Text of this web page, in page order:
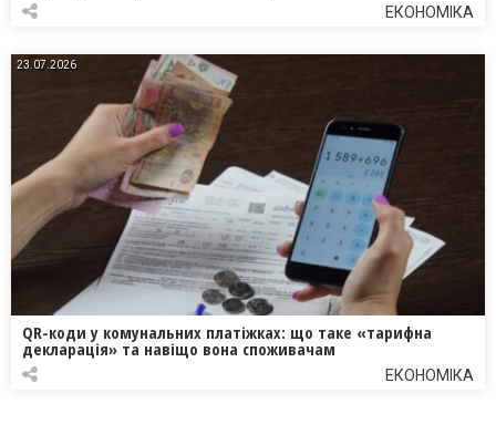
ЕКОНОМІКА
23.07.2026
QR-коди у комунальних платіжках: що таке «тарифна
декларація» та навіщо вона споживачам
ЕКОНОМІКА